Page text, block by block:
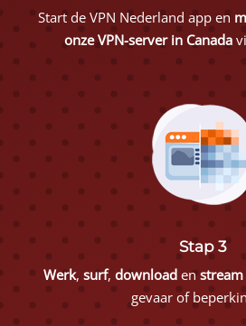
Start de VPN Nederland app en
onze VPN-server in Canada
Stap 3
Werk, surf, downloadenstream
gevaar of